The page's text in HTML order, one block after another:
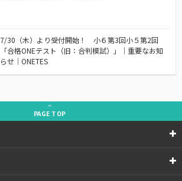
7/30（木）より受付開始！ 小６第3回小５第2回
「合格ONEテスト（旧：合判模試）」｜重要なお知
らせ｜ONETES
PAGE TOP